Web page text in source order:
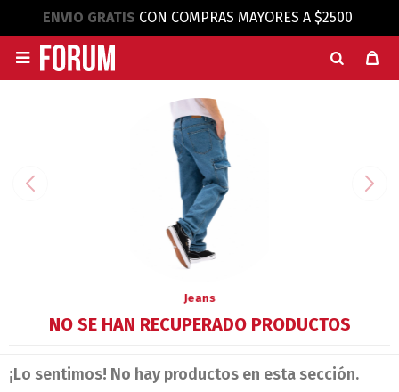
ENVIO GRATIS CON COMPRAS MAYORES A $2500

Jeans
NO SE HAN RECUPERADO PRODUCTOS
¡Lo sentimos! No hay productos en esta sección.